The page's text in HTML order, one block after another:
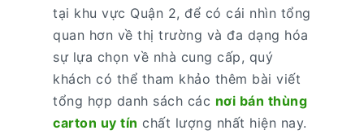
tại khu vực Quận 2, để có cái nhìn tổng
quan hơn về thị trường và đa dạng hóa
sự lựa chọn về nhà cung cấp, quý
khách có thể tham khảo thêm bài viết
tổng hợp danh sách các nơi bán thùng
carton uy tín chất lượng nhất hiện nay.